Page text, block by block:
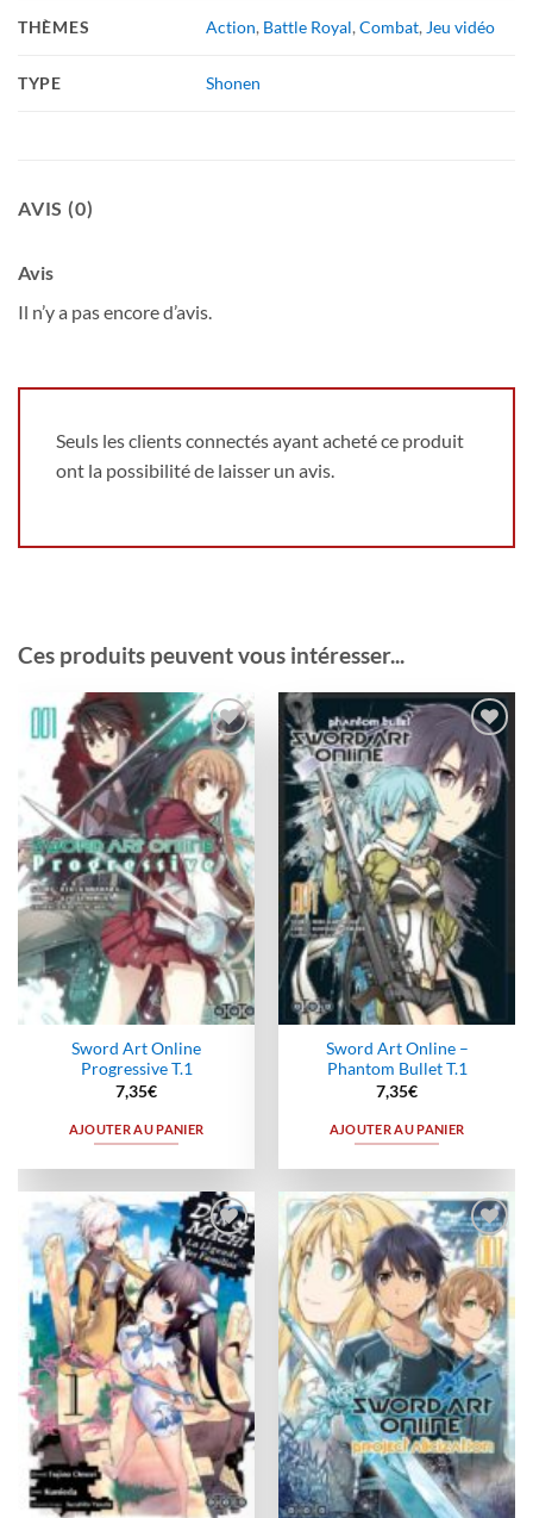
THÈMES Action, Battle Royal,Combat, Jeu vidéo
TYPE Shonen
AVIS (0)
Avis
Il n’y a pas encore d’avis.
Seuls les clients connectés ayant acheté ce produit
ont la possibilité de laisser un avis.
Ces produits peuvent vous intéresser...
Ajouter
à la
wishlist
Sword Art Online
Progressive T.1
7,35€
AJOUTER AU PANIER
Ajouter
à la
wishlist
Sword Art Online –
Phantom Bullet T.1
7,35€
AJOUTER AU PANIER
Ajouter
à la
wishlist
Ajouter
à la
wishlist